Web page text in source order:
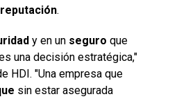
reputación.
y en un seguro que
una decisión estratégica,"
HDI. "Una empresa que
sin estar asegurada